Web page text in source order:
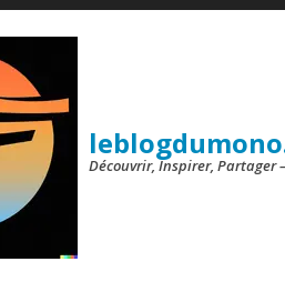
Découvrir, Inspirer, Partager